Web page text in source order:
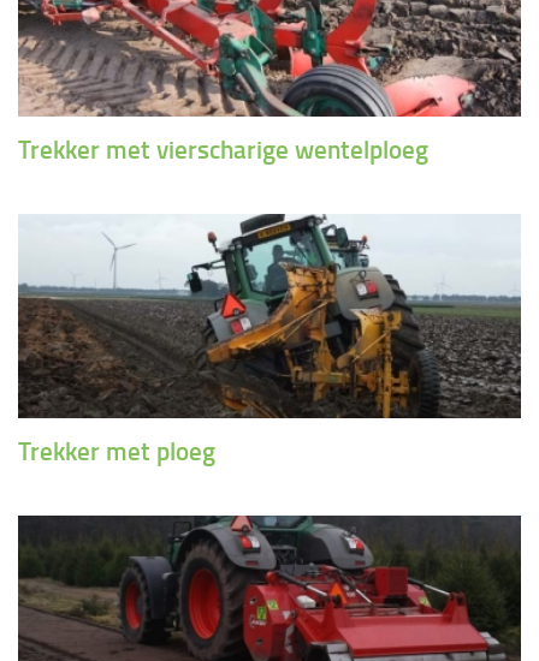
Trekker met vierscharige wentelploeg
Trekker met ploeg